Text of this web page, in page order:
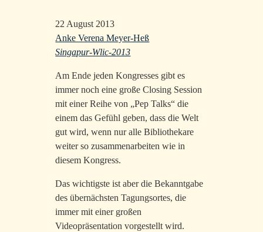
22 August 2013
Anke Verena Meyer-Heß
Singapur-Wlic-2013
Am Ende jeden Kongresses gibt es
immer noch eine große Closing Session
mit einer Reihe von „Pep Talks“ die
einem das Gefühl geben, dass die Welt
gut wird, wenn nur alle Bibliothekare
weiter so zusammenarbeiten wie in
diesem Kongress.
Das wichtigste ist aber die Bekanntgabe
des übernächsten Tagungsortes, die
immer mit einer großen
Videopräsentation vorgestellt wird.